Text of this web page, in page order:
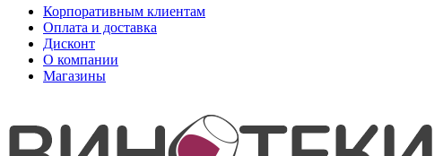
Корпоративным клиентам
Оплата и доставка
Дисконт
О компании
Магазины